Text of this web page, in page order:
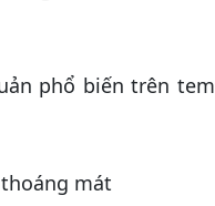
phổ biến trên tem
mát